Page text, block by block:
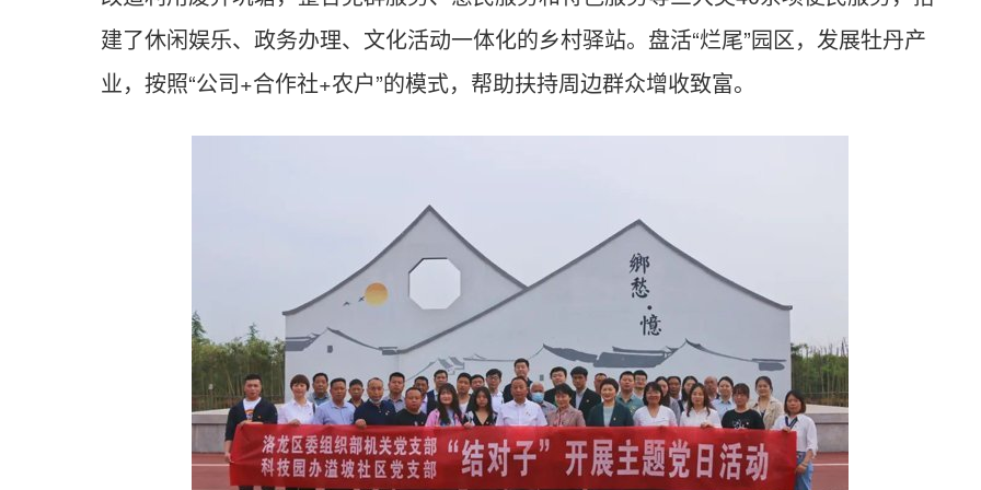
建了休闲娱乐、政务办理、文化活动一体化的乡村驿站。盘活“烂尾”园区，发展牡丹产
业，按照“公司+合作社+农户”的模式，帮助扶持周边群众增收致富。